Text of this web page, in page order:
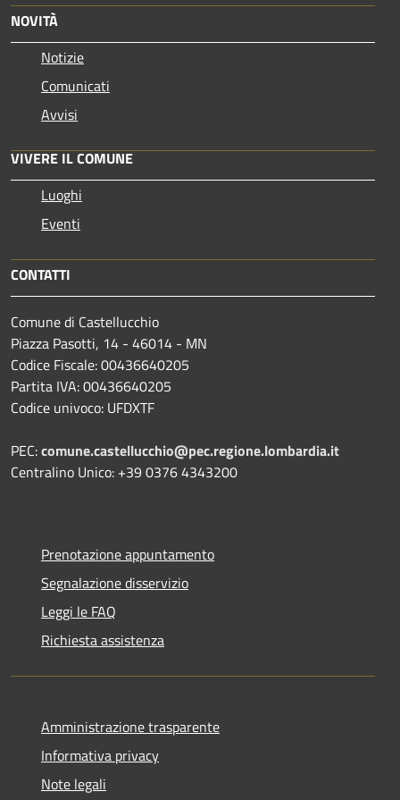
NOVITÀ
Notizie
Comunicati
Avvisi
VIVERE IL COMUNE
Luoghi
Eventi
CONTATTI
Comune di Castellucchio
Piazza Pasotti, 14 - 46014 - MN
Codice Fiscale: 00436640205
Partita IVA: 00436640205
Codice univoco: UFDXTF
PEC:comune.castellucchio@pec.regione.lombardia.it
Centralino Unico: +39 0376 4343200
Prenotazione appuntamento
Segnalazione disservizio
Leggi le FAQ
Richiesta assistenza
Amministrazione trasparente
Informativa privacy
Note legali